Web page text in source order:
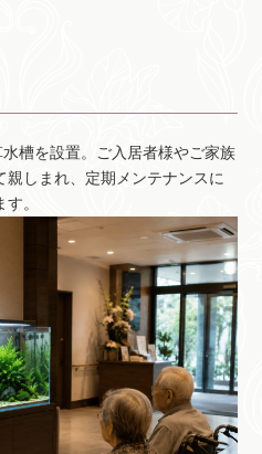
槽を設置。ご入居者様やご家族
しまれ、定期メンテナンスに
。